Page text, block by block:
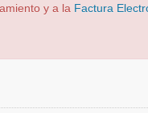
y a la Factura